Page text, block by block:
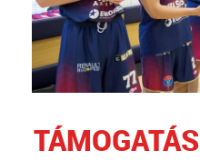
TÁMOGATÁS